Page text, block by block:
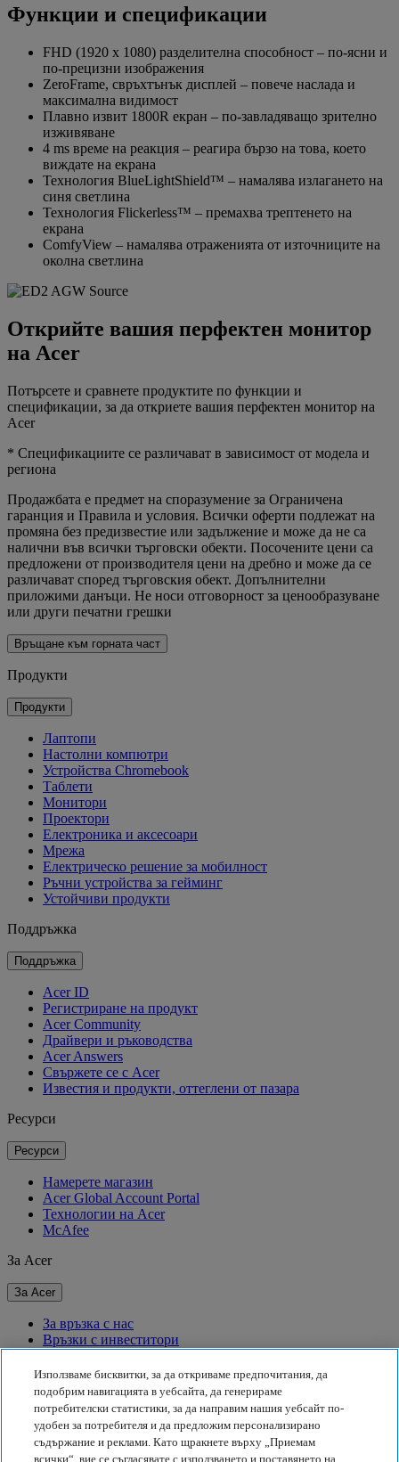
Функции и спецификации
FHD (1920 x 1080) разделителна способност – по-ясни и
по-прецизни изображения
ZeroFrame, свръхтънък дисплей – повече наслада и
максимална видимост
Плавно извит 1800R екран – по-завладяващо зрително
изживяване
4 ms време на реакция – реагира бързо на това, което
виждате на екрана
Технология BlueLightShield™ – намалява излагането на
синя светлина
Технология Flickerless™ – премахва трептенето на
екрана
ComfyView – намалява отраженията от източниците на
околна светлина
Открийте вашия перфектен монитор
на Acer
Потърсете и сравнете продуктите по функции и
спецификации, за да откриете вашия перфектен монитор на
Acer
* Спецификациите се различават в зависимост от модела и
региона
Продажбата е предмет на споразумение за Ограничена
гаранция и Правила и условия. Всички оферти подлежат на
промяна без предизвестие или задължение и може да не са
налични във всички търговски обекти. Посочените цени са
предложени от производителя цени на дребно и може да се
различават според търговския обект. Допълнителни
приложими данъци. Не носи отговорност за ценообразуване
или други печатни грешки
Връщане към горната част
Продукти
Продукти
Лаптопи
Настолни компютри
Устройства Chromebook
Таблети
Монитори
Проектори
Електроника и аксесоари
Мрежа
Електрическо решение за мобилност
Ръчни устройства за гейминг
Устойчиви продукти
Поддръжка
Поддръжка
Acer ID
Регистриране на продукт
Acer Community
Драйвери и ръководства
Acer Answers
Свържете се с Acer
Известия и продукти, оттеглени от пазара
Ресурси
Ресурси
Намерете магазин
Acer Global Account Portal
Технологии на Acer
McAfee
За Acer
За Acer
За връзка с нас
Връзки с инвеститори
Награди
Събития
Устойчивост
Устойчивост
Използваме бисквитки, за да откриваме предпочитания, да
подобрим навигацията в уебсайта, да генерираме
потребителски статистики, за да направим нашия уебсайт по-
удобен за потребителя и да предложим персонализирано
съдържание и реклами. Като щракнете върху „Приемам
всички“, вие се съгласявате с използването и поставянето на